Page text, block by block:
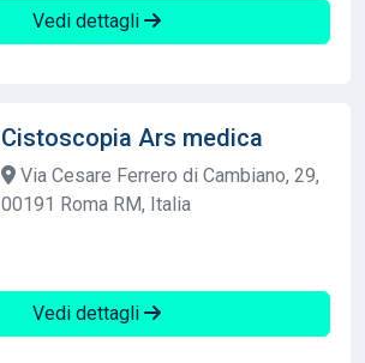
Vedi dettagli
Cistoscopia Ars medica
Via Cesare Ferrero di Cambiano, 29,
00191 Roma RM, Italia
Vedi dettagli